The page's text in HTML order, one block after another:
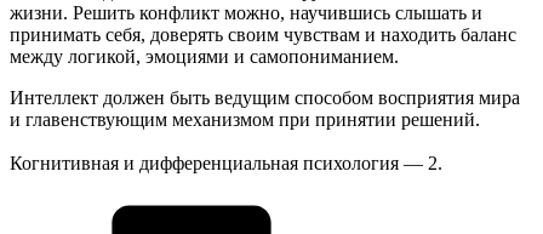
жизни. Решить конфликт можно, научившись слышать и
принимать себя, доверять своим чувствам и находить баланс
между логикой, эмоциями и самопониманием.
Интеллект должен быть ведущим способом восприятия мира
и главенствующим механизмом при принятии решений.
Когнитивная и дифференциальная психология — 2.